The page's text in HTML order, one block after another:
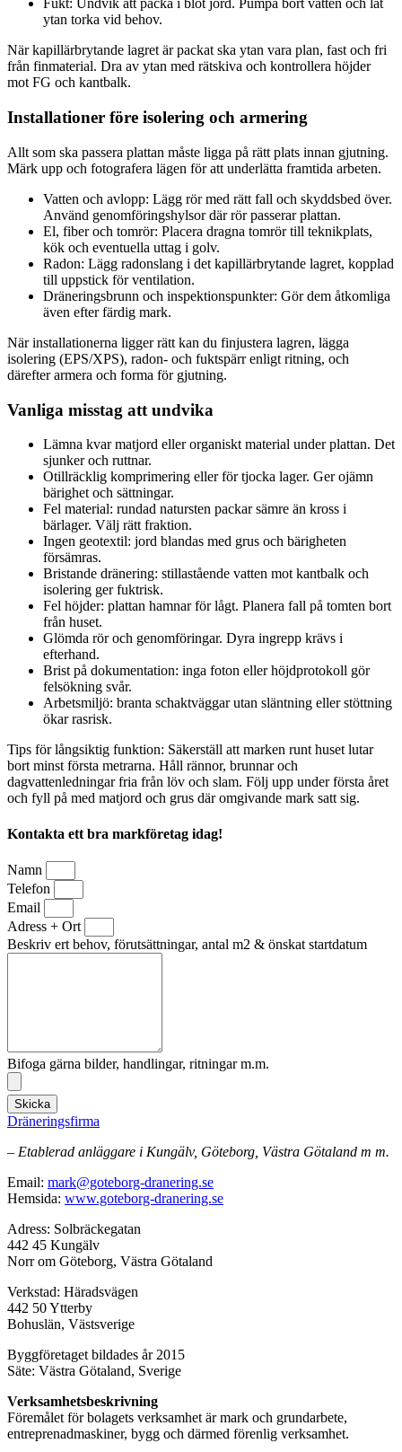
Fukt: Undvik att packa i blöt jord. Pumpa bort vatten och låt
ytan torka vid behov.
När kapillärbrytande lagret är packat ska ytan vara plan, fast och fri
från finmaterial. Dra av ytan med rätskiva och kontrollera höjder
mot FG och kantbalk.
Installationer före isolering och armering
Allt som ska passera plattan måste ligga på rätt plats innan gjutning.
Märk upp och fotografera lägen för att underlätta framtida arbeten.
Vatten och avlopp: Lägg rör med rätt fall och skyddsbed över.
Använd genomföringshylsor där rör passerar plattan.
El, fiber och tomrör: Placera dragna tomrör till teknikplats,
kök och eventuella uttag i golv.
Radon: Lägg radonslang i det kapillärbrytande lagret, kopplad
till uppstick för ventilation.
Dräneringsbrunn och inspektionspunkter: Gör dem åtkomliga
även efter färdig mark.
När installationerna ligger rätt kan du finjustera lagren, lägga
isolering (EPS/XPS), radon- och fuktspärr enligt ritning, och
därefter armera och forma för gjutning.
Vanliga misstag att undvika
Lämna kvar matjord eller organiskt material under plattan. Det
sjunker och ruttnar.
Otillräcklig komprimering eller för tjocka lager. Ger ojämn
bärighet och sättningar.
Fel material: rundad natursten packar sämre än kross i
bärlager. Välj rätt fraktion.
Ingen geotextil: jord blandas med grus och bärigheten
försämras.
Bristande dränering: stillastående vatten mot kantbalk och
isolering ger fuktrisk.
Fel höjder: plattan hamnar för lågt. Planera fall på tomten bort
från huset.
Glömda rör och genomföringar. Dyra ingrepp krävs i
efterhand.
Brist på dokumentation: inga foton eller höjdprotokoll gör
felsökning svår.
Arbetsmiljö: branta schaktväggar utan släntning eller stöttning
ökar rasrisk.
Tips för långsiktig funktion: Säkerställ att marken runt huset lutar
bort minst första metrarna. Håll rännor, brunnar och
dagvattenledningar fria från löv och slam. Följ upp under första året
och fyll på med matjord och grus där omgivande mark satt sig.
Kontakta ett bra markföretag idag!
Namn
Telefon
Email
Adress + Ort
Beskriv ert behov, förutsättningar, antal m2 & önskat startdatum
Bifoga gärna bilder, handlingar, ritningar m.m.
Skicka
Dräneringsfirma
– Etablerad anläggare i Kungälv, Göteborg, Västra Götaland m m.
Email: mark@goteborg-dranering.se
Hemsida: www.goteborg-dranering.se
Adress: Solbräckegatan
442 45 Kungälv
Norr om Göteborg, Västra Götaland
Verkstad: Häradsvägen
442 50 Ytterby
Bohuslän, Västsverige
Byggföretaget bildades år 2015
Säte: Västra Götaland, Sverige
Verksamhetsbeskrivning
Föremålet för bolagets verksamhet är mark och grundarbete,
entreprenadmaskiner, bygg och därmed förenlig verksamhet.